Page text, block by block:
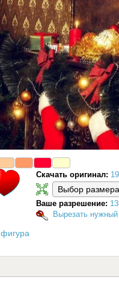
фигура
Скачать оригинал:
Ваше разрешение:
Вырезать